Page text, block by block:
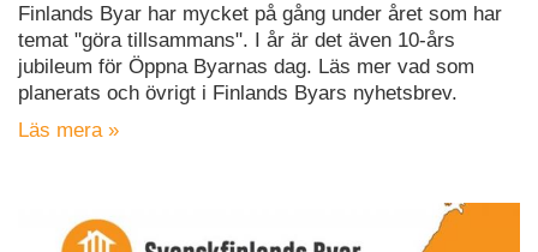
Finlands Byar har mycket på gång under året som har
temat "göra tillsammans". I år är det även 10-års
jubileum för Öppna Byarnas dag. Läs mer vad som
planerats och övrigt i Finlands Byars nyhetsbrev.
Läs mera »